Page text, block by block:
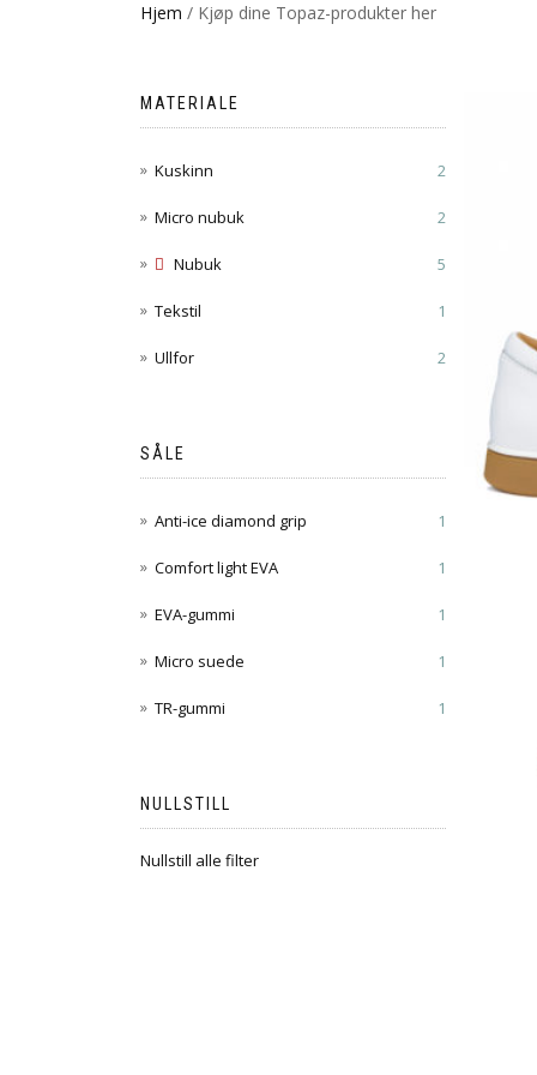
Hjem / Kjøp dine Topaz-produkter her
MATERIALE
Kuskinn 2
Micro nubuk 2
Nubuk 5
Tekstil 1
Ullfor 2
SÅLE
Anti-ice diamond grip 1
Comfort light EVA 1
EVA-gummi 1
Micro suede 1
TR-gummi 1
NULLSTILL
Nullstill alle filter